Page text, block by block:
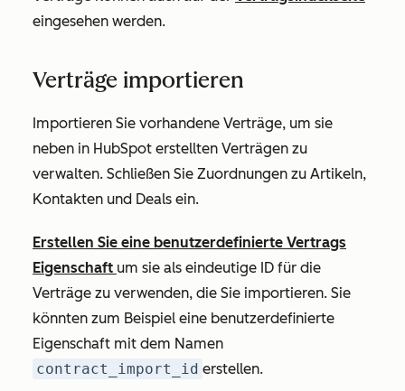
eingesehen werden.
Verträge importieren
Importieren Sie vorhandene Verträge, um sie
neben in HubSpot erstellten Verträgen zu
verwalten. Schließen Sie Zuordnungen zu Artikeln,
Kontakten und Deals ein.
Erstellen Sie eine benutzerdefinierte Vertrags
Eigenschaft um sie als eindeutige ID für die
Verträge zu verwenden, die Sie importieren. Sie
könnten zum Beispiel eine benutzerdefinierte
Eigenschaft mit dem Namen
contract_import_id erstellen.